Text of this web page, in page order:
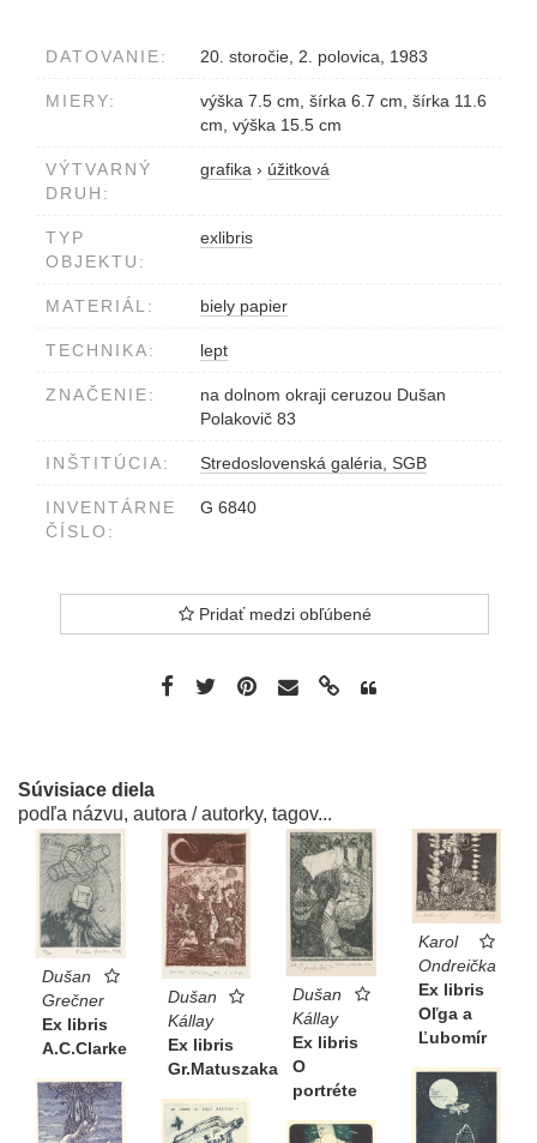
DATOVANIE: 20. storočie, 2. polovica, 1983
MIERY:
výška 7.5 cm, šírka 6.7 cm, šírka 11.6
cm, výška 15.5 cm
VÝTVARNÝ
DRUH:
grafika › úžitková
TYP
OBJEKTU:
exlibris
MATERIÁL: biely papier
TECHNIKA: lept
ZNAČENIE:
na dolnom okraji ceruzou Dušan
Polakovič 83
INŠTITÚCIA: Stredoslovenská galéria, SGB
INVENTÁRNE
ČÍSLO:
G 6840
Pridať medzi obľúbené
Súvisiace diela
podľa názvu, autora / autorky, tagov...
Dušan
Grečner
Ex libris
A.C.Clarke
Dušan
Kállay
Ex libris
Gr.Matuszaka
Dušan
Kállay
Ex libris
O
portréte
Karol
Ondreička
Ex libris
Oľga a
Ľubomír